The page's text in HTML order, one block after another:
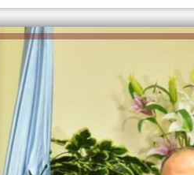
الكاتبة إلهام شرشر تهنئ الرئيس
السيسي بعيد ميلاده وتُشيد بجهوده